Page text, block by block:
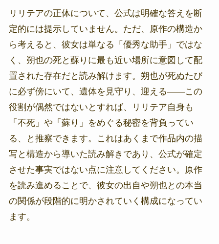
リリテアの正体について、公式は明確な答えを断
定的には提示していません。ただ、原作の構造か
ら考えると、彼女は単なる「優秀な助手」ではな
く、朔也の死と蘇りに最も近い場所に意図して配
置された存在だと読み解けます。朔也が死ぬたび
に必ず傍にいて、遺体を見守り、迎える――この
役割が偶然ではないとすれば、リリテア自身も
「不死」や「蘇り」をめぐる秘密を背負ってい
る、と推察できます。これはあくまで作品内の描
写と構造から導いた読み解きであり、公式が確定
させた事実ではない点に注意してください。原作
を読み進めることで、彼女の出自や朔也との本当
の関係が段階的に明かされていく構成になってい
ます。